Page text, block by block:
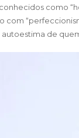
como
com
de